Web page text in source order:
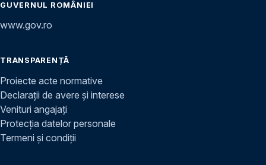
GUVERNUL ROMÂNIEI
www.gov.ro
TRANSPARENȚĂ
Proiecte acte normative
Declarații de avere și interese
Venituri angajați
Protecția datelor personale
Termeni și condiții